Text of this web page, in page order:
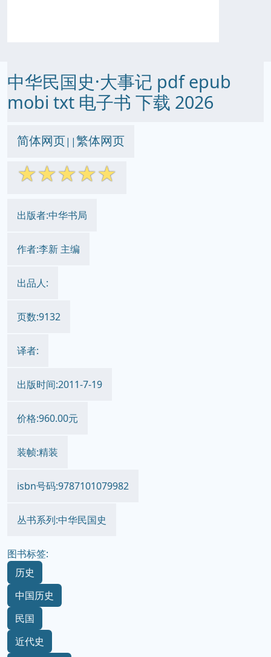
中华民国史·大事记 pdf epub
mobi txt 电子书 下载 2026
简体网页||繁体网页
☆☆☆☆☆
出版者:中华书局
作者:李新 主编
出品人:
页数:9132
译者:
出版时间:2011-7-19
价格:960.00元
装帧:精装
isbn号码:9787101079982
丛书系列:中华民国史
图书标签:
历史
中国历史
民国
近代史